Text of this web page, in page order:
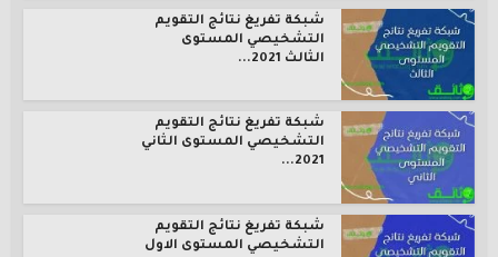
شبكة تفريغ نتائج التقويم
التشخيصي المستوى
الثالث 2021...
شبكة تفريغ نتائج التقويم
التشخيصي المستوى الثاني
2021...
شبكة تفريغ نتائج التقويم
التشخيصي المستوى الاول